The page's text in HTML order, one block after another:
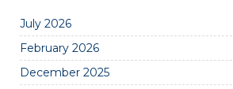
July 2026
February 2026
December 2025